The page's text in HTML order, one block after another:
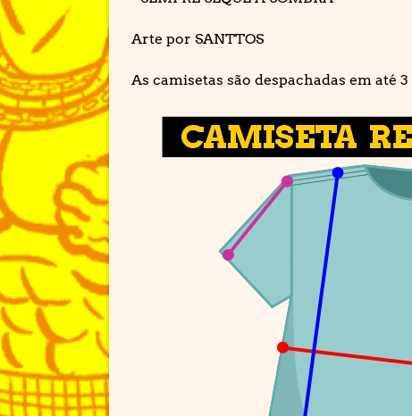
Arte por SANTTOS
As camisetas são despachadas em até